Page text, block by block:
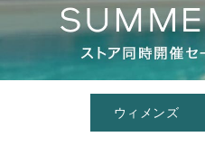
ウィメンズ